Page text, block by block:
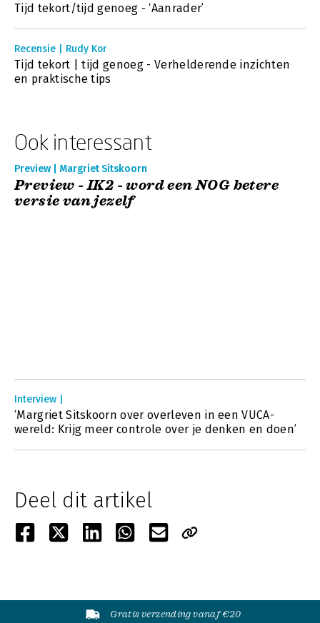
Tijd tekort/tijd genoeg - ‘Aanrader’
Recensie | Rudy Kor
Tijd tekort | tijd genoeg - Verhelderende inzichten
en praktische tips
Ook interessant
Preview | Margriet Sitskoorn
Preview - IK2 - word een NOG betere
versie van jezelf
Interview |
‘Margriet Sitskoorn over overleven in een VUCA-
wereld: Krijg meer controle over je denken en doen’
Deel dit artikel
Gratis verzending vanaf €20